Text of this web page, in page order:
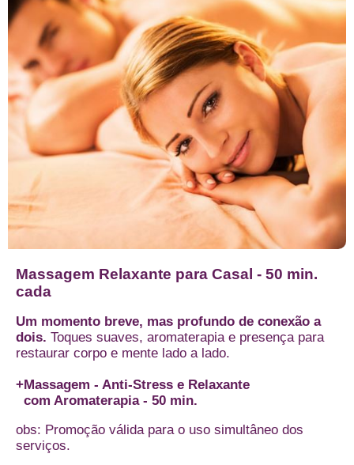
Massagem Relaxante para Casal - 50 min.
cada
Um momento breve, mas profundo de conexão a
dois. Toques suaves, aromaterapia e presença para
restaurar corpo e mente lado a lado.
+Massagem - Anti-Stress e Relaxante
com Aromaterapia - 50 min.
obs: Promoção válida para o uso simultâneo dos
serviços.